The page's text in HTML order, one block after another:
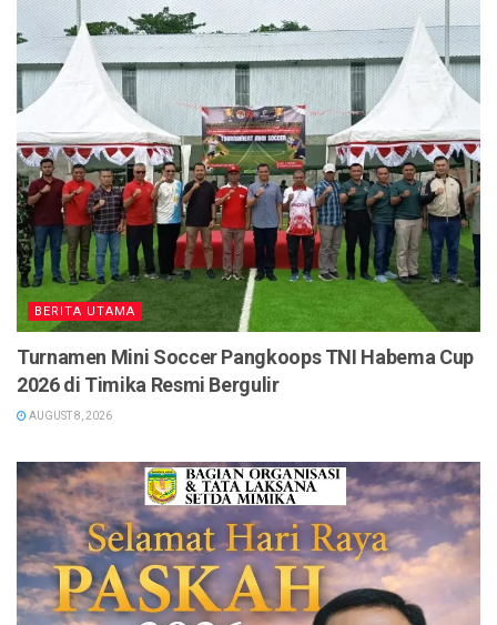
BERITA UTAMA
Turnamen Mini Soccer Pangkoops TNI Habema Cup
2026 di Timika Resmi Bergulir
AUGUST 8, 2026